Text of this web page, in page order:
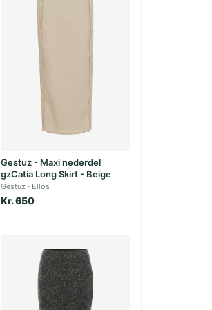
Gestuz - Maxi nederdel
gzCatia Long Skirt - Beige
Gestuz Ellos
Kr. 650